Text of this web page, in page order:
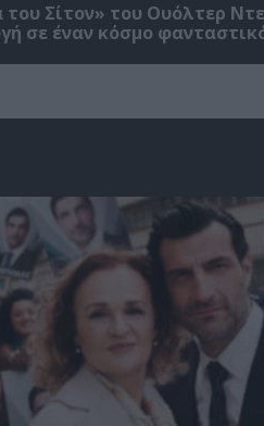
του Σίτον» του Ουόλτερ
σε έναν κόσμο